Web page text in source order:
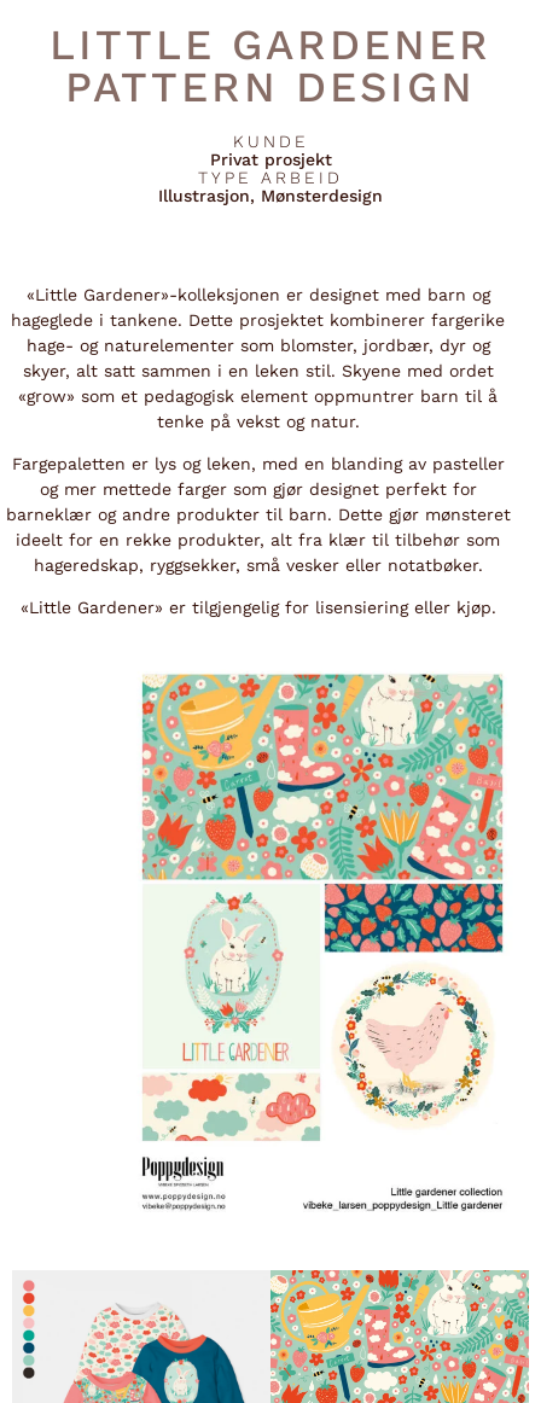
LITTLE GARDENER
PATTERN DESIGN
KUNDE
Privat prosjekt
TYPE ARBEID
Illustrasjon, Mønsterdesign
«Little Gardener»-kolleksjonen er designet med barn og
hageglede i tankene. Dette prosjektet kombinerer fargerike
hage- og naturelementer som blomster, jordbær, dyr og
skyer, alt satt sammen i en leken stil. Skyene med ordet
«grow» som et pedagogisk element oppmuntrer barn til å
tenke på vekst og natur.
Fargepaletten er lys og leken, med en blanding av pasteller
og mer mettede farger som gjør designet perfekt for
barneklær og andre produkter til barn. Dette gjør mønsteret
ideelt for en rekke produkter, alt fra klær til tilbehør som
hageredskap, ryggsekker, små vesker eller notatbøker.
«Little Gardener» er tilgjengelig for lisensiering eller kjøp.